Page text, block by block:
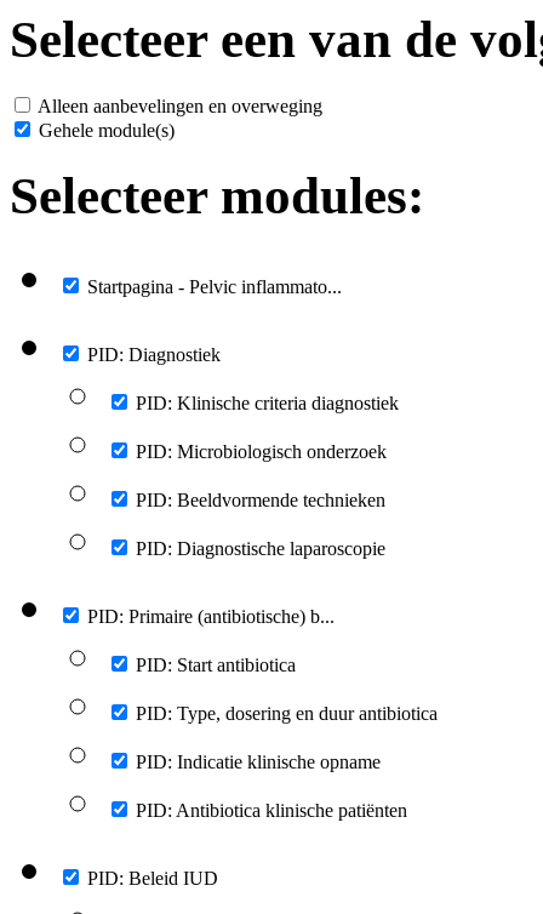
Selecteer een van de
Alleen aanbevelingen en overweging
Gehele module(s)
Selecteer modules:
Startpagina - Pelvic inflammato...
PID: Diagnostiek
PID: Klinische criteria diagnostiek
PID: Microbiologisch onderzoek
PID: Beeldvormende technieken
PID: Diagnostische laparoscopie
PID: Primaire (antibiotische) b...
PID: Start antibiotica
PID: Type, dosering en duur antibiotica
PID: Indicatie klinische opname
PID: Antibiotica klinische patiënten
PID: Beleid IUD